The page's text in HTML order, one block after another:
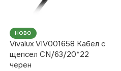
НОВО
Vivalux VIV001658 Кабел с
щепсел CN/63/20*22
черен